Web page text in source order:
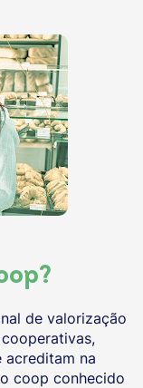
de valorização
acreditam na
coop conhecido